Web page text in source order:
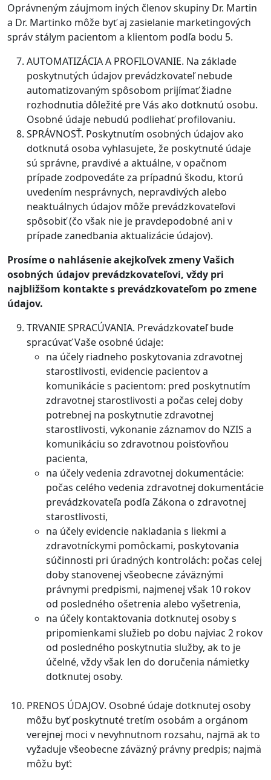
Oprávneným záujmom iných členov skupiny Dr. Martin
a Dr. Martinko môže byť aj zasielanie marketingových
správ stálym pacientom a klientom podľa bodu 5.
AUTOMATIZÁCIA A PROFILOVANIE. Na základe
poskytnutých údajov prevádzkovateľ nebude
automatizovaným spôsobom prijímať žiadne
rozhodnutia dôležité pre Vás ako dotknutú osobu.
Osobné údaje nebudú podliehať profilovaniu.
SPRÁVNOSŤ. Poskytnutím osobných údajov ako
dotknutá osoba vyhlasujete, že poskytnuté údaje
sú správne, pravdivé a aktuálne, v opačnom
prípade zodpovedáte za prípadnú škodu, ktorú
uvedením nesprávnych, nepravdivých alebo
neaktuálnych údajov môže prevádzkovateľovi
spôsobiť (čo však nie je pravdepodobné ani v
prípade zanedbania aktualizácie údajov).
Prosíme o nahlásenie akejkoľvek zmeny Vašich
osobných údajov prevádzkovateľovi, vždy pri
najbližšom kontakte s prevádzkovateľom po zmene
údajov.
TRVANIE SPRACÚVANIA. Prevádzkovateľ bude
spracúvať Vaše osobné údaje:
na účely riadneho poskytovania zdravotnej
starostlivosti, evidencie pacientov a
komunikácie s pacientom: pred poskytnutím
zdravotnej starostlivosti a počas celej doby
potrebnej na poskytnutie zdravotnej
starostlivosti, vykonanie záznamov do NZIS a
komunikáciu so zdravotnou poisťovňou
pacienta,
na účely vedenia zdravotnej dokumentácie:
počas celého vedenia zdravotnej dokumentácie
prevádzkovateľa podľa Zákona o zdravotnej
starostlivosti,
na účely evidencie nakladania s liekmi a
zdravotníckymi pomôckami, poskytovania
súčinnosti pri úradných kontrolách: počas celej
doby stanovenej všeobecne záväznými
právnymi predpismi, najmenej však 10 rokov
od posledného ošetrenia alebo vyšetrenia,
na účely kontaktovania dotknutej osoby s
pripomienkami služieb po dobu najviac 2 rokov
od posledného poskytnutia služby, ak to je
účelné, vždy však len do doručenia námietky
dotknutej osoby.
PRENOS ÚDAJOV. Osobné údaje dotknutej osoby
môžu byť poskytnuté tretím osobám a orgánom
verejnej moci v nevyhnutnom rozsahu, najmä ak to
vyžaduje všeobecne záväzný právny predpis; najmä
môžu byť: